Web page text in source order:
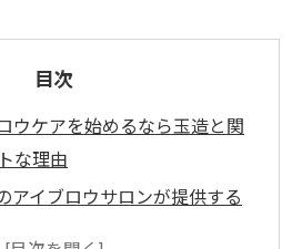
目次
ウケアを始めるなら玉造と関
な理由
アイブロウサロンが提供する